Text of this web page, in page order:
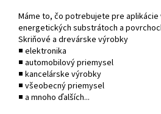
Máme to, čo potrebujete pre aplikácie
energetických substrátoch a
Skriňové a drevárske výrobky
■ elektronika
■ automobilový priemysel
■ kancelárske výrobky
■ všeobecný priemysel
■ a mnoho ďalších...